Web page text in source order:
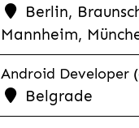
Berlin,
Mannheim,
Android Developer
Belgrade